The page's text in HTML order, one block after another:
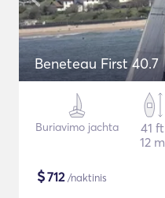
Beneteau First 40.7
Buriavimo jachta
41 ft
12 m
$712/naktinis